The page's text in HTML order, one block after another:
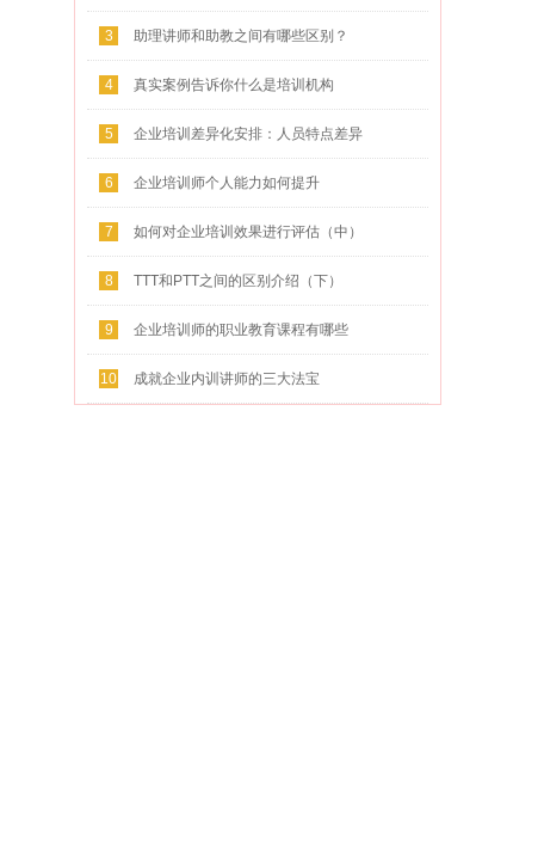
3 助理讲师和助教之间有哪些区别？
4 真实案例告诉你什么是培训机构
5 企业培训差异化安排：人员特点差异
6 企业培训师个人能力如何提升
7 如何对企业培训效果进行评估（中）
8 TTT和PTT之间的区别介绍（下）
9 企业培训师的职业教育课程有哪些
10 成就企业内训讲师的三大法宝